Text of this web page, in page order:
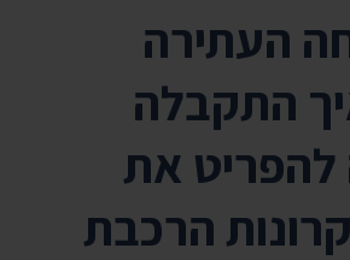
העתירה
התקבלה
את
הרכבת